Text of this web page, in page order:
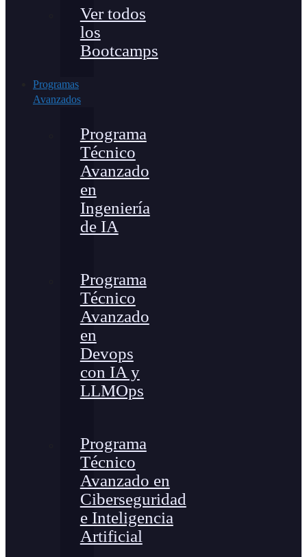
Ver todos
los
Bootcamps
Programas
Avanzados
Programa
Técnico
Avanzado
en
Ingeniería
de IA
Programa
Técnico
Avanzado
en
Devops
con IA y
LLMOps
Programa
Técnico
Avanzado en
Ciberseguridad
e Inteligencia
Artificial